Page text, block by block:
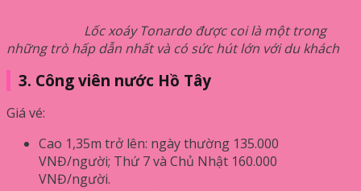
Lốc xoáy Tonardo được coi là một trong
những trò hấp dẫn nhất và có sức hút lớn với du khách
3. Công viên nước Hồ Tây
Giá vé:
Cao 1,35m trở lên: ngày thường 135.000
VNĐ/người; Thứ 7 và Chủ Nhật 160.000
VNĐ/người.